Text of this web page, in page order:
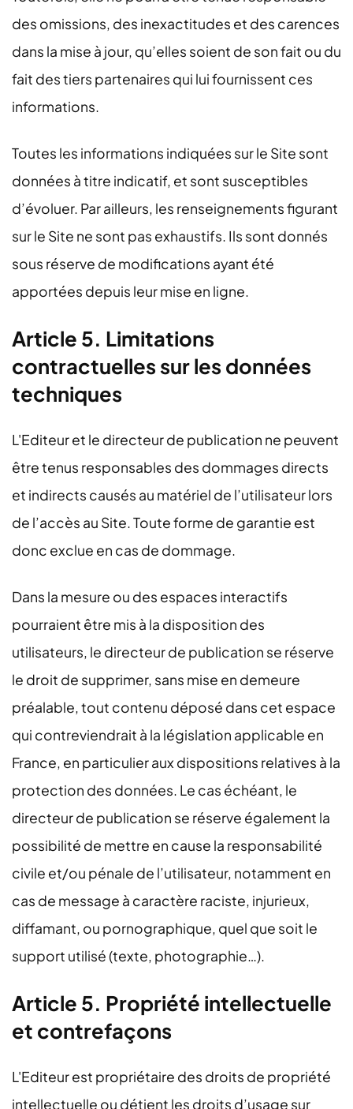
des omissions, des inexactitudes et des carences
dans la mise à jour, qu’elles soient de son fait ou du
fait des tiers partenaires qui lui fournissent ces
informations.
Toutes les informations indiquées sur le Site sont
données à titre indicatif, et sont susceptibles
d’évoluer. Par ailleurs, les renseignements figurant
sur le Site ne sont pas exhaustifs. Ils sont donnés
sous réserve de modifications ayant été
apportées depuis leur mise en ligne.
Article 5. Limitations
contractuelles sur les données
techniques
L'Editeur et le directeur de publication ne peuvent
être tenus responsables des dommages directs
et indirects causés au matériel de l’utilisateur lors
de l’accès au Site. Toute forme de garantie est
donc exclue en cas de dommage.
Dans la mesure ou des espaces interactifs
pourraient être mis à la disposition des
utilisateurs, le directeur de publication se réserve
le droit de supprimer, sans mise en demeure
préalable, tout contenu déposé dans cet espace
qui contreviendrait à la législation applicable en
France, en particulier aux dispositions relatives à la
protection des données. Le cas échéant, le
directeur de publication se réserve également la
possibilité de mettre en cause la responsabilité
civile et/ou pénale de l’utilisateur, notamment en
cas de message à caractère raciste, injurieux,
diffamant, ou pornographique, quel que soit le
support utilisé (texte, photographie…).
Article 5. Propriété intellectuelle
et contrefaçons
L'Editeur est propriétaire des droits de propriété
intellectuelle ou détient les droits d’usage sur